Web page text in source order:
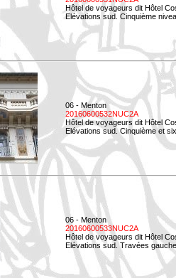
Hôtel de voyageurs dit Hôtel
Elévations sud. Cinquième
06 - Menton
20160600532NUC2A
Hôtel de voyageurs dit Hôtel
Elévations sud. Cinquième et
06 - Menton
20160600533NUC2A
Hôtel de voyageurs dit Hôtel
Elévations sud. Travées